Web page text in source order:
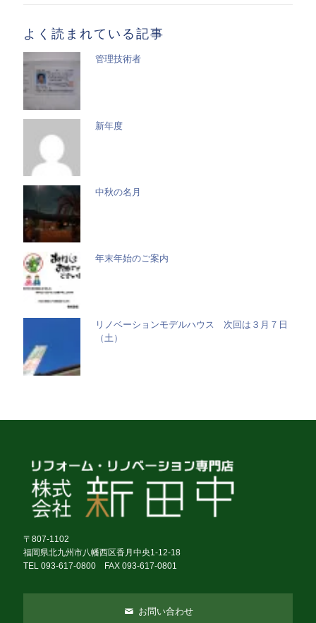
よく読まれている記事
管理技術者
新年度
中秋の名月
年末年始のご案内
リノベーションモデルハウス 次回は３月７日
（土）
〒807-1102
福岡県北九州市八幡西区香月中央1-12-18
TEL 093-617-0800 FAX 093-617-0801
お問い合わせ